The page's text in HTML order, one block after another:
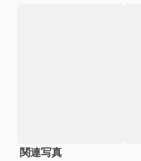
関連写真